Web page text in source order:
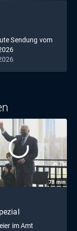
Sendung vom
78 min
im Amt